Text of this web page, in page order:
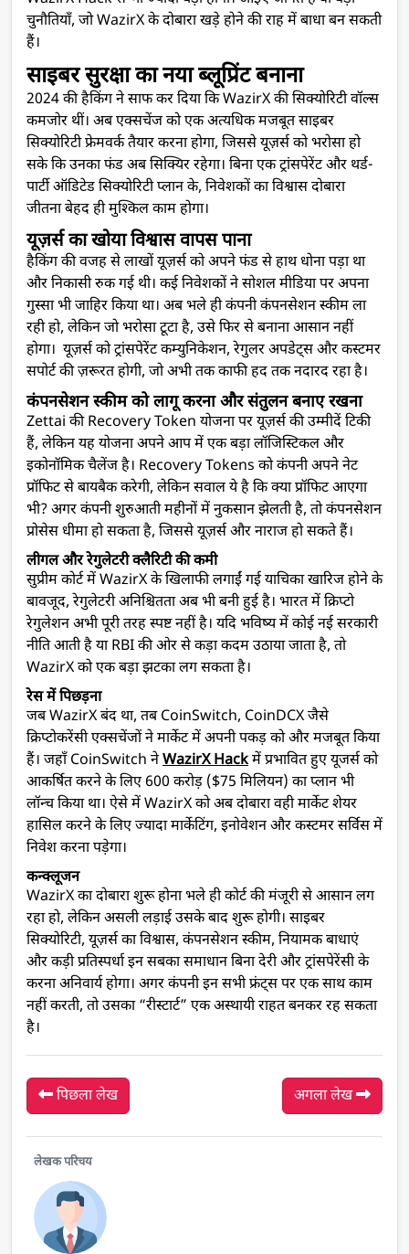
चुनौतियाँ, जो WazirX के दोबारा खड़े होने की राह में बाधा बन सकती
हैं।
साइबर सुरक्षा का नया ब्लूप्रिंट बनाना
2024 की हैकिंग ने साफ कर दिया कि WazirX की सिक्योरिटी वॉल्स
कमजोर थीं। अब एक्सचेंज को एक अत्यधिक मजबूत साइबर
सिक्योरिटी फ्रेमवर्क तैयार करना होगा, जिससे यूज़र्स को भरोसा हो
सके कि उनका फंड अब सिक्यिर रहेगा। बिना एक ट्रांसपेरेंट और थर्ड-
पार्टी ऑडिटेड सिक्योरिटी प्लान के, निवेशकों का विश्वास दोबारा
जीतना बेहद ही मुश्किल काम होगा।
यूज़र्स का खोया विश्वास वापस पाना
हैकिंग की वजह से लाखों यूज़र्स को अपने फंड से हाथ धोना पड़ा था
और निकासी रुक गई थी। कई निवेशकों ने सोशल मीडिया पर अपना
गुस्सा भी जाहिर किया था। अब भले ही कंपनी कंपनसेशन स्कीम ला
रही हो, लेकिन जो भरोसा टूटा है, उसे फिर से बनाना आसान नहीं
होगा। यूज़र्स को ट्रांसपेरेंट कम्युनिकेशन, रेगुलर अपडेट्स और कस्टमर
सपोर्ट की ज़रूरत होगी, जो अभी तक काफी हद तक नदारद रहा है।
कंपनसेशन स्कीम को लागू करना और संतुलन बनाए रखना
Zettai की Recovery Token योजना पर यूज़र्स की उम्मीदें टिकी
हैं, लेकिन यह योजना अपने आप में एक बड़ा लॉजिस्टिकल और
इकोनॉमिक चैलेंज है। Recovery Tokens को कंपनी अपने नेट
प्रॉफिट से बायबैक करेगी, लेकिन सवाल ये है कि क्या प्रॉफिट आएगा
भी? अगर कंपनी शुरुआती महीनों में नुकसान झेलती है, तो कंपनसेशन
प्रोसेस धीमा हो सकता है, जिससे यूज़र्स और नाराज हो सकते हैं।
लीगल और रेगुलेटरी क्लैरिटी की कमी
सुप्रीम कोर्ट में WazirX के खिलाफी लगाईं गई याचिका खारिज होने के
बावजूद, रेगुलेटरी अनिश्चितता अब भी बनी हुई है। भारत में क्रिप्टो
रेगुलेशन अभी पूरी तरह स्पष्ट नहीं है। यदि भविष्य में कोई नई सरकारी
नीति आती है या RBI की ओर से कड़ा कदम उठाया जाता है, तो
WazirX को एक बड़ा झटका लग सकता है।
रेस में पिछड़ना
जब WazirX बंद था, तब CoinSwitch, CoinDCX जैसे
क्रिप्टोकरेंसी एक्सचेंजों ने मार्केट में अपनी पकड़ को और मजबूत किया
हैं। जहाँ CoinSwitch नेWazirX Hackमें प्रभावित हुए यूजर्स को
आकर्षित करने के लिए 600 करोड़ ($75 मिलियन) का प्लान भी
लॉन्च किया था। ऐसे में WazirX को अब दोबारा वही मार्केट शेयर
हासिल करने के लिए ज्यादा मार्केटिंग, इनोवेशन और कस्टमर सर्विस में
निवेश करना पड़ेगा।
कन्क्लूजन
WazirX का दोबारा शुरू होना भले ही कोर्ट की मंजूरी से आसान लग
रहा हो, लेकिन असली लड़ाई उसके बाद शुरू होगी। साइबर
सिक्योरिटी, यूज़र्स का विश्वास, कंपनसेशन स्कीम, नियामक बाधाएं
और कड़ी प्रतिस्पर्धा इन सबका समाधान बिना देरी और ट्रांसपेरेंसी के
करना अनिवार्य होगा। अगर कंपनी इन सभी फ्रंट्स पर एक साथ काम
नहीं करती, तो उसका “रीस्टार्ट” एक अस्थायी राहत बनकर रह सकता
है।
पिछला लेख अगला लेख
लेखक परिचय